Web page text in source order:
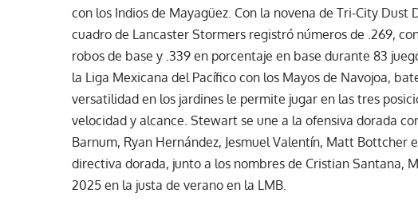
con los Indios de Mayagüez. Con la novena de Tri-City Dust
cuadro de Lancaster Stormers registró números de .269,
robos de base y .339 en porcentaje en base durante 83
la Liga Mexicana del Pacífico con los Mayos de Navojoa,
versatilidad en los jardines le permite jugar en las tres
velocidad y alcance. Stewart se une a la ofensiva dorada
Barnum, Ryan Hernández, Jesmuel Valentín, Matt Bottcher
directiva dorada, junto a los nombres de Cristian Santana,
2025 en la justa de verano en la LMB.